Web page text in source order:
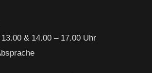
& 14.00 – 17.00 Uhr